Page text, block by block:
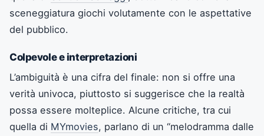
sceneggiatura giochi volutamente con le aspettative
del pubblico.
Colpevole e interpretazioni
L’ambiguità è una cifra del finale: non si offre una
verità univoca, piuttosto si suggerisce che la realtà
possa essere molteplice. Alcune critiche, tra cui
quella di MYmovies, parlano di un “melodramma dalle